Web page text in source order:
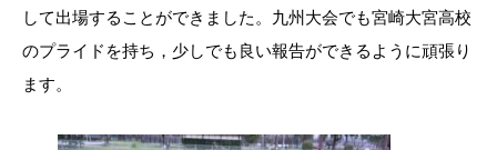
して出場することができました。九州大会でも宮崎大宮高校
のプライドを持ち，少しでも良い報告ができるように頑張り
ます。